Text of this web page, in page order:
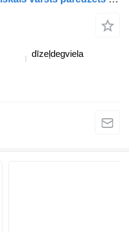
dīzeļdegviela